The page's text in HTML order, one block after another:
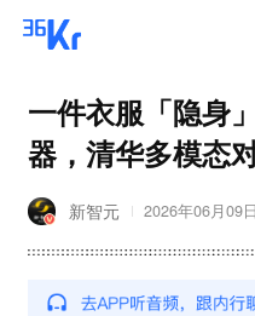
一件衣服「隐身
器，清华多模态
新智元 2026年06月09